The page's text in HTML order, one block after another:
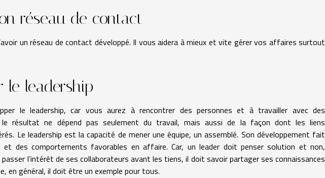
réseau de contact
un réseau de contact développé. Il vous aidera à mieux et vite gérer vos affaires surtout
le leadership
le leadership, car vous aurez à rencontrer des personnes et à travailler avec des
le résultat ne dépend pas seulement du travail, mais aussi de la façon dont les liens
Le leadership est la capacité de mener une équipe, un assemblé. Son développement fait
des comportements favorables en affaire. Car, un leader doit penser solution et non,
l’intérêt de ses collaborateurs avant les tiens, il doit savoir partager ses connaissances
en général, il doit être un exemple pour tous.